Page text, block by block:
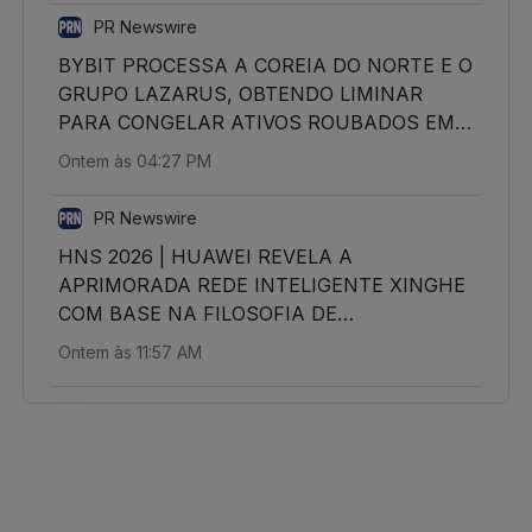
PR Newswire
BYBIT PROCESSA A COREIA DO NORTE E O
GRUPO LAZARUS, OBTENDO LIMINAR
PARA CONGELAR ATIVOS ROUBADOS EM
AÇÃO HISTÓRICA DE RECUPERAÇÃO DE
Ontem às 04:27 PM
PR Newswire
HNS 2026 | HUAWEI REVELA A
APRIMORADA REDE INTELIGENTE XINGHE
COM BASE NA FILOSOFIA DE
CONECTIVIDADE
Ontem às 11:57 AM